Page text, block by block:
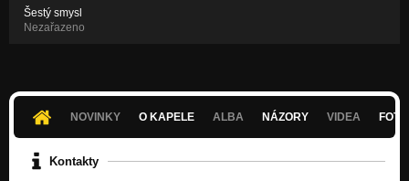
Šestý smysl
Nezařazeno
NOVINKY O KAPELE ALBA NÁZORY VIDEA
Kontakty